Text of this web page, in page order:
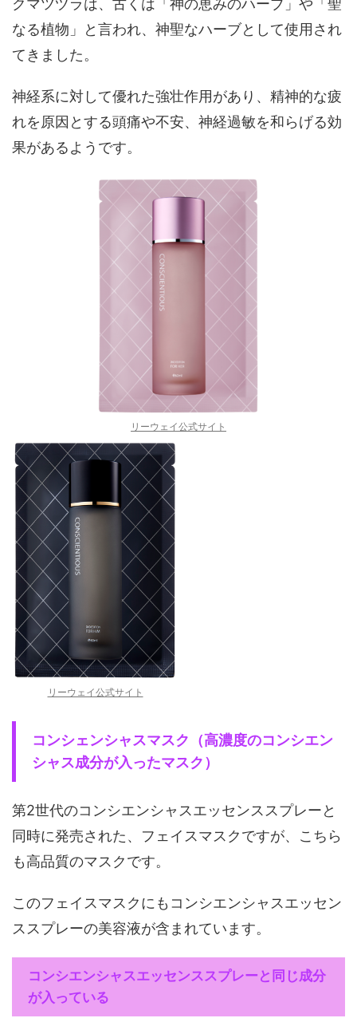
クマツヅラは、古くは「神の恵みのハーブ」や「聖
なる植物」と言われ、神聖なハーブとして使用され
てきました。
神経系に対して優れた強壮作用があり、精神的な疲
れを原因とする頭痛や不安、神経過敏を和らげる効
果があるようです。
リーウェイ公式サイト
リーウェイ公式サイト
コンシェンシャスマスク（高濃度のコンシエン
シャス成分が入ったマスク）
第2世代のコンシエンシャスエッセンススプレーと
同時に発売された、フェイスマスクですが、こちら
も高品質のマスクです。
このフェイスマスクにもコンシエンシャスエッセン
ススプレーの美容液が含まれています。
コンシエンシャスエッセンススプレーと同じ成分
が入っている